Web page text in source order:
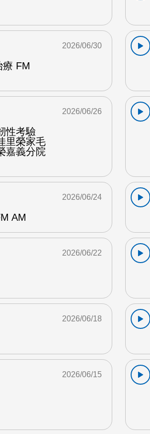
療 FM
2026/06/30
性考驗
里榮家毛
嘉義分院
2026/06/26
AM
2026/06/24
2026/06/22
2026/06/18
2026/06/15